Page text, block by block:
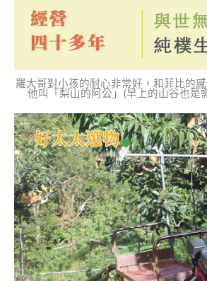
羅大哥對小孩的耐心非常好，和菲比的
他叫「梨山的阿公」(早上的山谷也是